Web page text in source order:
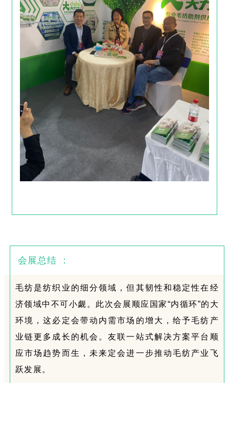
会展总结 ：
毛纺是纺织业的细分领域，但其韧性和稳定性在经
济领域中不可小觑。此次会展顺应国家“内循环”的大
环境，这必定会带动内需市场的增大，给予毛纺产
业链更多成长的机会。友联一站式解决方案平台顺
应市场趋势而生，未来定会进一步推动毛纺产业飞
跃发展。